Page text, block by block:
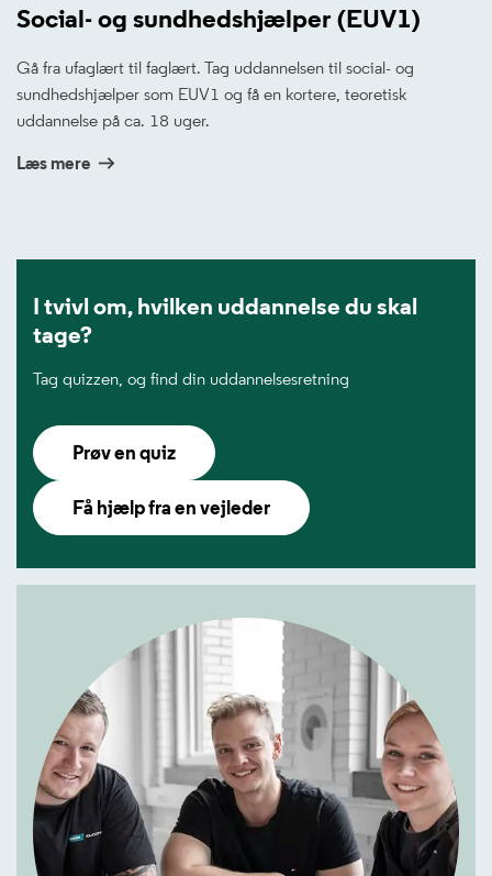
Social- og sundhedshjælper (EUV1)
Gå fra ufaglært til faglært. Tag uddannelsen til social- og
sundhedshjælper som EUV1 og få en kortere, teoretisk
uddannelse på ca. 18 uger.
Læs mere
I tvivl om, hvilken uddannelse du skal
tage?
Tag quizzen, og find din uddannelsesretning
Prøv en quiz
Få hjælp fra en vejleder